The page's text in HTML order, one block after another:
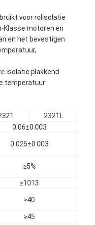
voor rolisolatie
Klasse motoren en
en het bevestigen
isolatie plakkend
temperatuur
2321L
0.06±0.003
0.025±0.003
≥5%
≥1013
≥40
≥45